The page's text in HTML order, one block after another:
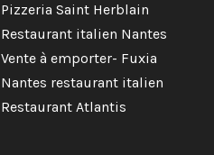
Pizzeria Saint Herblain
Restaurant italien Nantes
Vente à emporter- Fuxia
Nantes restaurant italien
Restaurant Atlantis